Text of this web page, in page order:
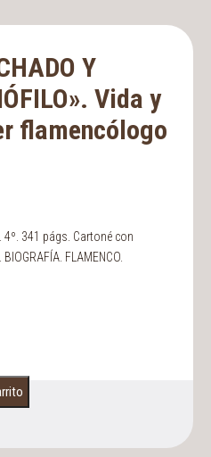
Y
Vida y
flamencólogo
341 págs. Cartoné con
FLAMENCO.